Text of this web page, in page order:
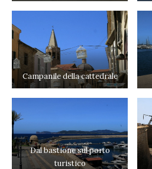
Campanile della cattedrale
Dal bastione sul porto
turistico